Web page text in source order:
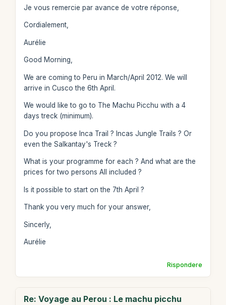
Je vous remercie par avance de votre réponse,
Cordialement,
Aurélie
Good Morning,
We are coming to Peru in March/April 2012. We will
arrive in Cusco the 6th April.
We would like to go to The Machu Picchu with a 4
days treck (minimum).
Do you propose Inca Trail ? Incas Jungle Trails ? Or
even the Salkantay's Treck ?
What is your programme for each ? And what are the
prices for two persons All included ?
Is it possible to start on the 7th April ?
Thank you very much for your answer,
Sincerly,
Aurélie
Rispondere
Re: Voyage au Perou : Le machu picchu